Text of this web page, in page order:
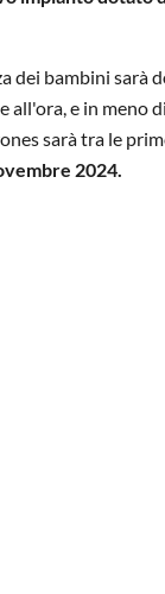
dei bambini sarà
all'ora, e in meno
sarà tra le
2024.